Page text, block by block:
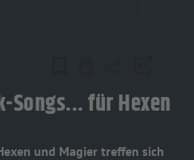
Songs... für Hexen
und Magier treffen sich